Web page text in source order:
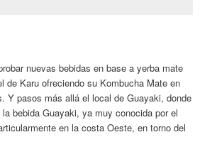
nuevas bebidas en base a yerba mate
de Karu ofreciendo su Kombucha Mate en
Y pasos más allá el local de Guayaki, donde
bebida Guayaki, ya muy conocida por el
en la costa Oeste, en torno del